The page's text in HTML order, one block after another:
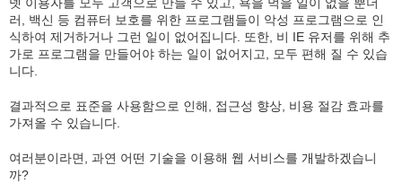
러, 백신 등 컴퓨터 보호를 위한 프로그램들이 악성 프로그램으로 인
식하여 제거하거나 그런 일이 없어집니다. 또한, 비 IE 유저를 위해 추
가로 프로그램을 만들어야 하는 일이 없어지고, 모두 편해 질 수 있습
니다.
결과적으로 표준을 사용함으로 인해, 접근성 향상, 비용 절감 효과를
가져올 수 있습니다.
여러분이라면, 과연 어떤 기술을 이용해 웹 서비스를 개발하겠습니
까?